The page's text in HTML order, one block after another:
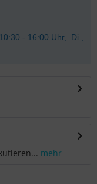
- 16:00 Uhr, Di.,
mehr